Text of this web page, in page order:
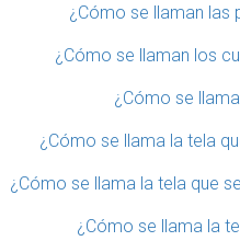
¿Cómo se llaman las
¿Cómo se llaman los
¿Cómo se
¿Cómo se llama la tela
¿Cómo se llama la tela que
¿Cómo se llama la